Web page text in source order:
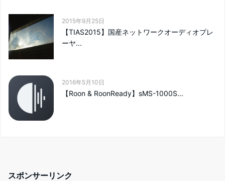
2015年9月25日
【TIAS2015】国産ネットワークオーディオプレ
ーヤ...
2016年5月10日
【Roon & RoonReady】sMS-1000S...
スポンサーリンク